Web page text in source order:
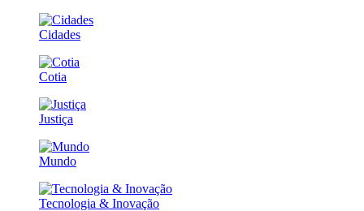
Cidades
Cotia
Justiça
Mundo
Tecnologia & Inovação